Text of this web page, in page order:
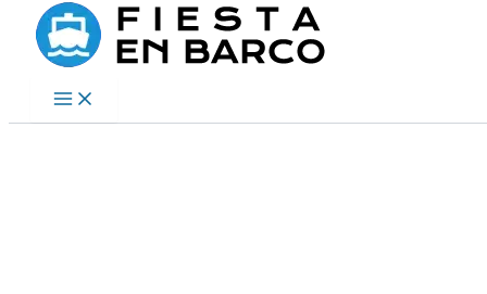
contenido